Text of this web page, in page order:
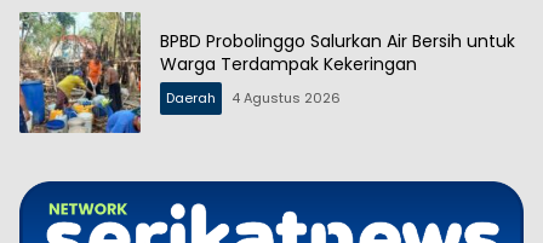
BPBD Probolinggo Salurkan Air Bersih untuk
Warga Terdampak Kekeringan
Daerah 4 Agustus 2026